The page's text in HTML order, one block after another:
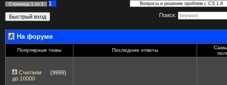
Страница 1 из 1
1
Поиск:
На форуме
Популярные темы Последние ответы
Считаем
до 10000
(9999)